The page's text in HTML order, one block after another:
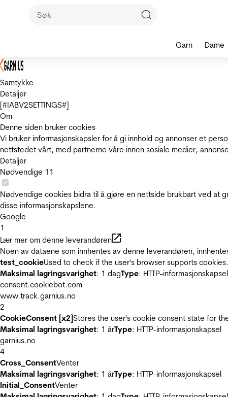
Samtykke
Detaljer
[#IABV2SETTINGS#]
Om
Denne siden bruker cookies
Vi bruker informasjonskapsler for å gi innhold og annonser et
nettstedet vårt, med partnerne våre innen sosiale medier,
Detaljer
Nødvendige 11
Nødvendige cookies bidra til å gjøre en nettside brukbart ved at
disse informasjonskapslene.
Google
1
Lær mer om denne leverandøren
Noen av dataene som innhentes av denne leverandøren,
test_cookieUsed to check if the user's browser supports cookies.
Maksimal lagringsvarighet: 1 dagType: HTTP-informasjonskapsel
consent.cookiebot.com
www.track.garnius.no
2
CookieConsent [x2]Stores the user's cookie consent state for
Maksimal lagringsvarighet: 1 årType: HTTP-informasjonskapsel
garnius.no
4
Cross_ConsentVenter
Maksimal lagringsvarighet: 1 årType: HTTP-informasjonskapsel
Initial_ConsentVenter
Garn Dame